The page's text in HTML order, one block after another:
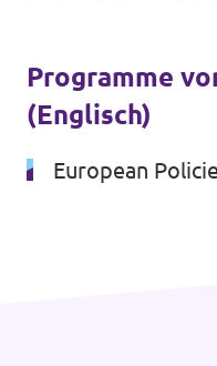
Transparenz
Programme
(Englisch)
European